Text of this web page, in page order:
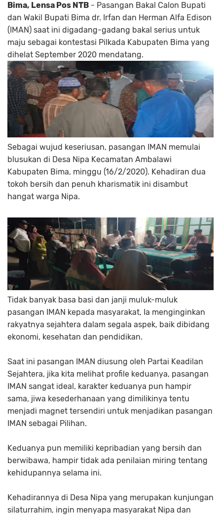
Bima, Lensa Pos NTB - Pasangan Bakal Calon Bupati
dan Wakil Bupati Bima dr. Irfan dan Herman Alfa Edison
(IMAN) saat ini digadang-gadang bakal serius untuk
maju sebagai kontestasi Pilkada Kabupaten Bima yang
dihelat September 2020 mendatang.
Sebagai wujud keseriusan, pasangan IMAN memulai
blusukan di Desa Nipa Kecamatan Ambalawi
Kabupaten Bima, minggu (16/2/2020). Kehadiran dua
tokoh bersih dan penuh kharismatik ini disambut
hangat warga Nipa.
Tidak banyak basa basi dan janji muluk-muluk
pasangan IMAN kepada masyarakat, Ia menginginkan
rakyatnya sejahtera dalam segala aspek, baik dibidang
ekonomi, kesehatan dan pendidikan.
Saat ini pasangan IMAN diusung oleh Partai Keadilan
Sejahtera, jika kita melihat profile keduanya, pasangan
IMAN sangat ideal, karakter keduanya pun hampir
sama, jiwa kesederhanaan yang dimilikinya tentu
menjadi magnet tersendiri untuk menjadikan pasangan
IMAN sebagai Pilihan.
Keduanya pun memiliki kepribadian yang bersih dan
berwibawa, hampir tidak ada penilaian miring tentang
kehidupannya selama ini.
Kehadirannya di Desa Nipa yang merupakan kunjungan
silaturrahim, ingin menyapa masyarakat Nipa dan